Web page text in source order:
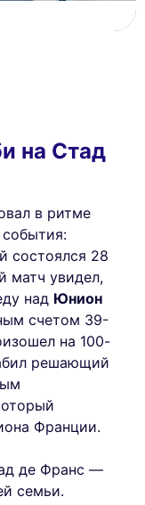
на Стад
в ритме
состоялся 28
матч увидел,
над Юнион
счетом 39-
на 100-
решающий
Франции.
де Франс —
семьи.